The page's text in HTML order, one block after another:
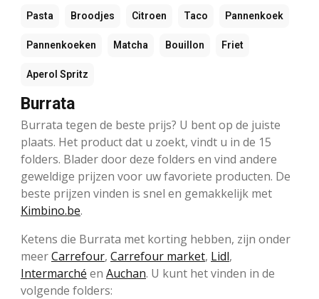
Pasta Broodjes Citroen Taco Pannenkoek
Pannenkoeken Matcha Bouillon Friet
Aperol Spritz
Burrata
Burrata tegen de beste prijs? U bent op de juiste
plaats. Het product dat u zoekt, vindt u in de 15
folders. Blader door deze folders en vind andere
geweldige prijzen voor uw favoriete producten. De
beste prijzen vinden is snel en gemakkelijk met
Kimbino.be.
Ketens die Burrata met korting hebben, zijn onder
meerCarrefour, Carrefour market, Lidl,
Intermarché en Auchan. U kunt het vinden in de
volgende folders: